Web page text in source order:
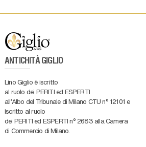
ANTICHITÀ GIGLIO
Lino Giglio è iscritto
al ruolo dei PERITI ed ESPERTI
all'Albo del Tribunale di Milano CTU n° 12101 e
iscritto al ruolo
dei PERITI ed ESPERTI n° 2683 alla Camera
di Commercio di Milano.